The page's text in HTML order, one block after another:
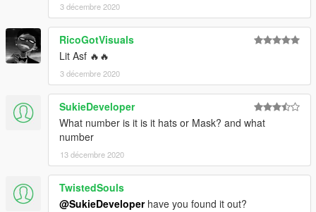
3 décembre 2020
RicoGotVisuals
Lit Asf 🔥🔥
3 décembre 2020
SukieDeveloper
What number is it is it hats or Mask? and what
number
13 décembre 2020
TwistedSouls
@SukieDeveloperhave you found it out?